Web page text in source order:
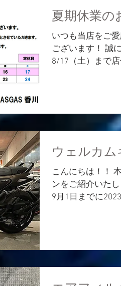
夏期休業の
いつも当店をご
ございます！ 誠
8/17（土）まで
す。 8/18（日）
KTM HP...
ウェルカム
こんにちは！！
ンをご紹介いた
9月1日までに